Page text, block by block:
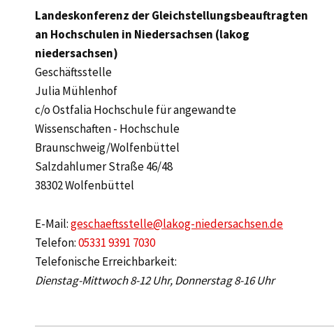
Landeskonferenz der Gleichstellungsbeauftragten
an Hochschulen in Niedersachsen (lakog
niedersachsen)
Geschäftsstelle
Julia Mühlenhof
c/o Ostfalia Hochschule für angewandte
Wissenschaften - Hochschule
Braunschweig/Wolfenbüttel
Salzdahlumer Straße 46/48
38302 Wolfenbüttel
E-Mail:geschaeftsstelle@lakog-niedersachsen.de
Telefon:05331 9391 7030
Telefonische Erreichbarkeit:
Dienstag-Mittwoch 8-12 Uhr, Donnerstag 8-16 Uhr